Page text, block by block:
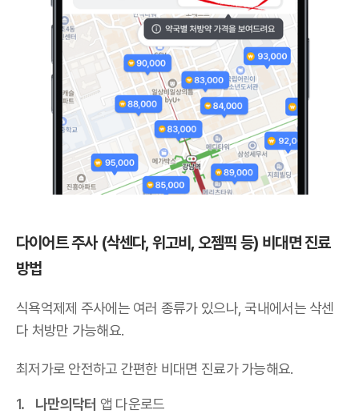
다이어트 주사 (삭센다, 위고비, 오젬픽 등) 비대면 진료
방법
식욕억제제 주사에는 여러 종류가 있으나,국내에서는 삭센
다 처방만 가능해요.
최저가로 안전하고 간편한 비대면 진료가 가능해요.
나만의닥터 앱 다운로드